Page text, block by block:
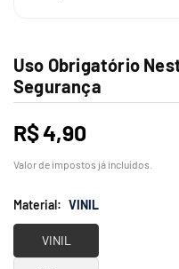
Uso Obrigatório
Segurança
Preço
normal
R$ 4,90
Valor de impostos já incluídos.
Material: VINIL
VINIL